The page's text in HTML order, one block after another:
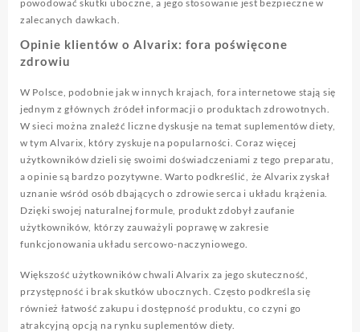
powodować skutki uboczne, a jego stosowanie jest bezpieczne w
zalecanych dawkach.
Opinie klientów o Alvarix: fora poświęcone
zdrowiu
W Polsce, podobnie jak w innych krajach, fora internetowe stają się
jednym z głównych źródeł informacji o produktach zdrowotnych.
W sieci można znaleźć liczne dyskusje na temat suplementów diety,
w tym Alvarix, który zyskuje na popularności. Coraz więcej
użytkowników dzieli się swoimi doświadczeniami z tego preparatu,
a opinie są bardzo pozytywne. Warto podkreślić, że Alvarix zyskał
uznanie wśród osób dbających o zdrowie serca i układu krążenia.
Dzięki swojej naturalnej formule, produkt zdobył zaufanie
użytkowników, którzy zauważyli poprawę w zakresie
funkcjonowania układu sercowo-naczyniowego.
Większość użytkowników chwali Alvarix za jego skuteczność,
przystępność i brak skutków ubocznych. Często podkreśla się
również łatwość zakupu i dostępność produktu, co czyni go
atrakcyjną opcją na rynku suplementów diety.